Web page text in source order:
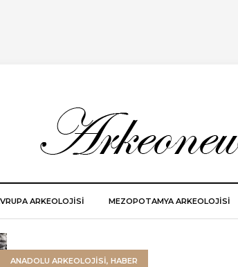
ARKEOLOJISI MEZOPOTAMYA ARKEOLOJISI
ANADOLU ARKEOLOJİSİ, HABER